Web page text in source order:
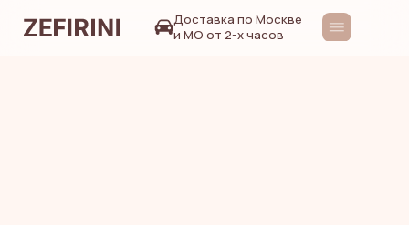
Доставка по Москве
и МО от 2-х часов